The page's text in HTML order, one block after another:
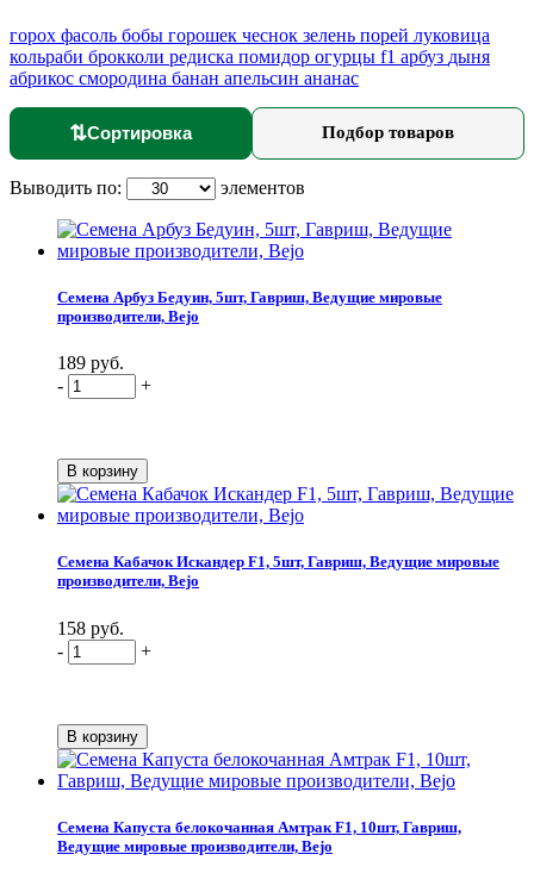
горох фасоль бобы горошек чеснок зелень порей луковица
кольраби брокколи редиска помидор огурцы f1 арбуз дыня
абрикос смородина банан апельсин ананас
⇅Сортировка Подбор товаров
Выводить по: элементов
Семена Арбуз Бедуин, 5шт, Гавриш, Ведущие мировые
производители, Bejo
189 руб.
-
+
Семена Кабачок Искандер F1, 5шт, Гавриш, Ведущие мировые
производители, Bejo
158 руб.
-
+
Семена Капуста белокочанная Амтрак F1, 10шт, Гавриш,
Ведущие мировые производители, Bejo